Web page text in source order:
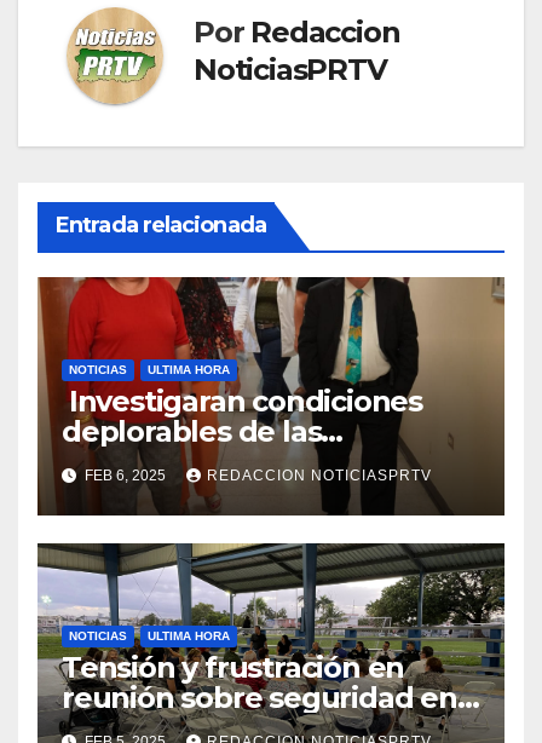
Por Redaccion
NoticiasPRTV
Entrada relacionada
NOTICIAS ULTIMA HORA
Investigaran condiciones
deplorables de las
facilidades el Departamento
de la Salud en Mayagüez
FEB 6, 2025 REDACCION NOTICIASPRTV
NOTICIAS ULTIMA HORA
Tensión y frustración en
reunión sobre seguridad en
Reparto Metropolitano